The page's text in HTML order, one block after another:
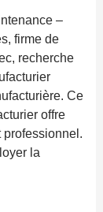
–
firme de
recherche
Ce
offre
la